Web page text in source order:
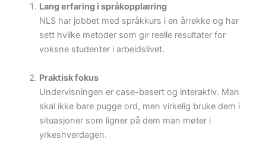
Lang erfaring i språkopplæring
NLS har jobbet med språkkurs i en årrekke og har
sett hvilke metoder som gir reelle resultater for
voksne studenter i arbeidslivet.
Praktisk fokus
Undervisningen er case-basert og interaktiv. Man
skal ikke bare pugge ord, men virkelig bruke dem i
situasjoner som ligner på dem man møter i
yrkeshverdagen.